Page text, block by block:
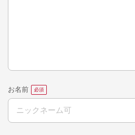
お名前